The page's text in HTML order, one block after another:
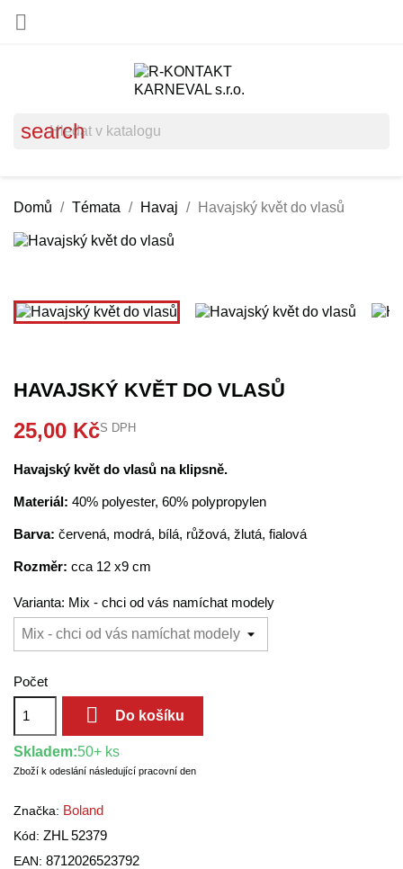

search
Domů Témata Havaj Havajský květ do vlasů
HAVAJSKÝ KVĚT DO VLASŮ
25,00 KčS DPH
Havajský květ do vlasů na klipsně.
Materiál: 40% polyester, 60% polypropylen
Barva: červená, modrá, bílá, růžová, žlutá, fialová
Rozměr: cca 12 x9 cm
Varianta: Mix - chci od vás namíchat modely
Počet
 Do košíku
Skladem:50+ ks
Zboží k odeslání následující pracovní den
Značka: Boland
Kód: ZHL 52379
EAN: 8712026523792